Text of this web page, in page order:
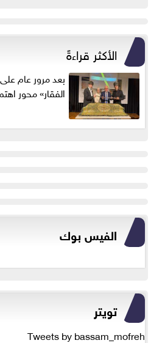
الأكثر قراءةً
بعد مرور عام
الفقار» محور
الفيس بوك
تويتر
Tweets by bassam_mofreh